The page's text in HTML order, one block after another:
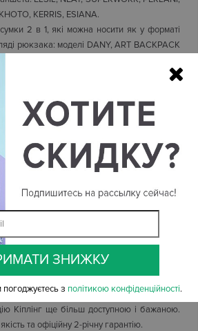
KERRIS, ESIANA.
2 в 1, які можна носити як у форматі
рюкзака: моделі DANY, ART BACKPACK
VIOLET (маленький і великий розмір).
практичні сумочки мініатюрного розміру і
SILEN, CREATIVITY XL, MYRTE,
MINI, CLEMENTINE, ELLETTRONICO,
спокійно вирушити в дорогу,
Кіплінг представив лінійку крутих
для документів (тревелерів) - TRAVEL
Україна Ви обов'язково зможете
максимально близька вам по духу і
кольори і забарвлення. Популярні
100% оригінальні сумки від компанії
цінами. Регулярні знижки та
Кіплінг ще більш доступною і бажаною.
та офіційну 2-річну гарантію.
ЗНИЖКУ
погоджуєтесь з політикою конфіденційності.